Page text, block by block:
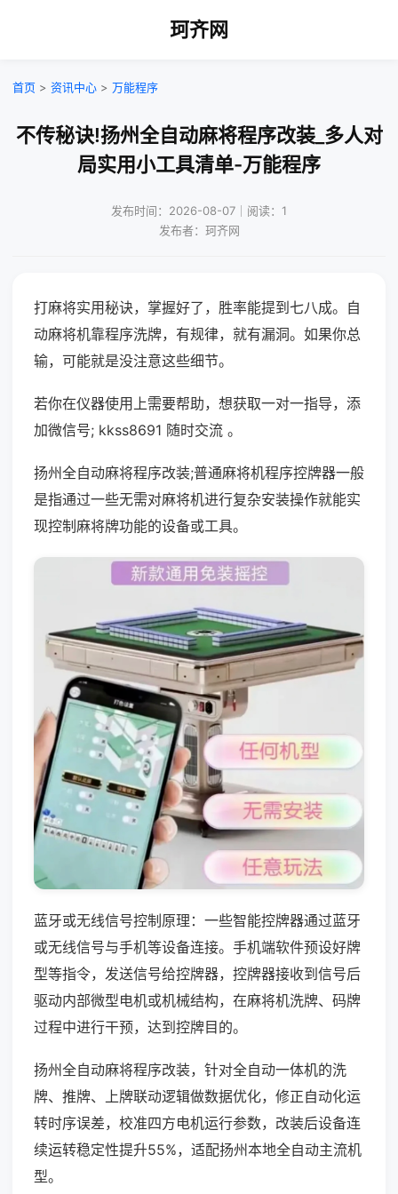
珂齐网
首页 > 资讯中心 > 万能程序
不传秘诀!扬州全自动麻将程序改装_多人对
局实用小工具清单-万能程序
发布时间：2026-08-07｜阅读：1
发布者：珂齐网
打麻将实用秘诀，掌握好了，胜率能提到七八成。自
动麻将机靠程序洗牌，有规律，就有漏洞。如果你总
输，可能就是没注意这些细节。
若你在仪器使用上需要帮助，想获取一对一指导，添
加微信号; kkss8691 随时交流 。
扬州全自动麻将程序改装;普通麻将机程序控牌器一般
是指通过一些无需对麻将机进行复杂安装操作就能实
现控制麻将牌功能的设备或工具。
蓝牙或无线信号控制原理：一些智能控牌器通过蓝牙
或无线信号与手机等设备连接。手机端软件预设好牌
型等指令，发送信号给控牌器，控牌器接收到信号后
驱动内部微型电机或机械结构，在麻将机洗牌、码牌
过程中进行干预，达到控牌目的。
扬州全自动麻将程序改装，针对全自动一体机的洗
牌、推牌、上牌联动逻辑做数据优化，修正自动化运
转时序误差，校准四方电机运行参数，改装后设备连
续运转稳定性提升55%，适配扬州本地全自动主流机
型。